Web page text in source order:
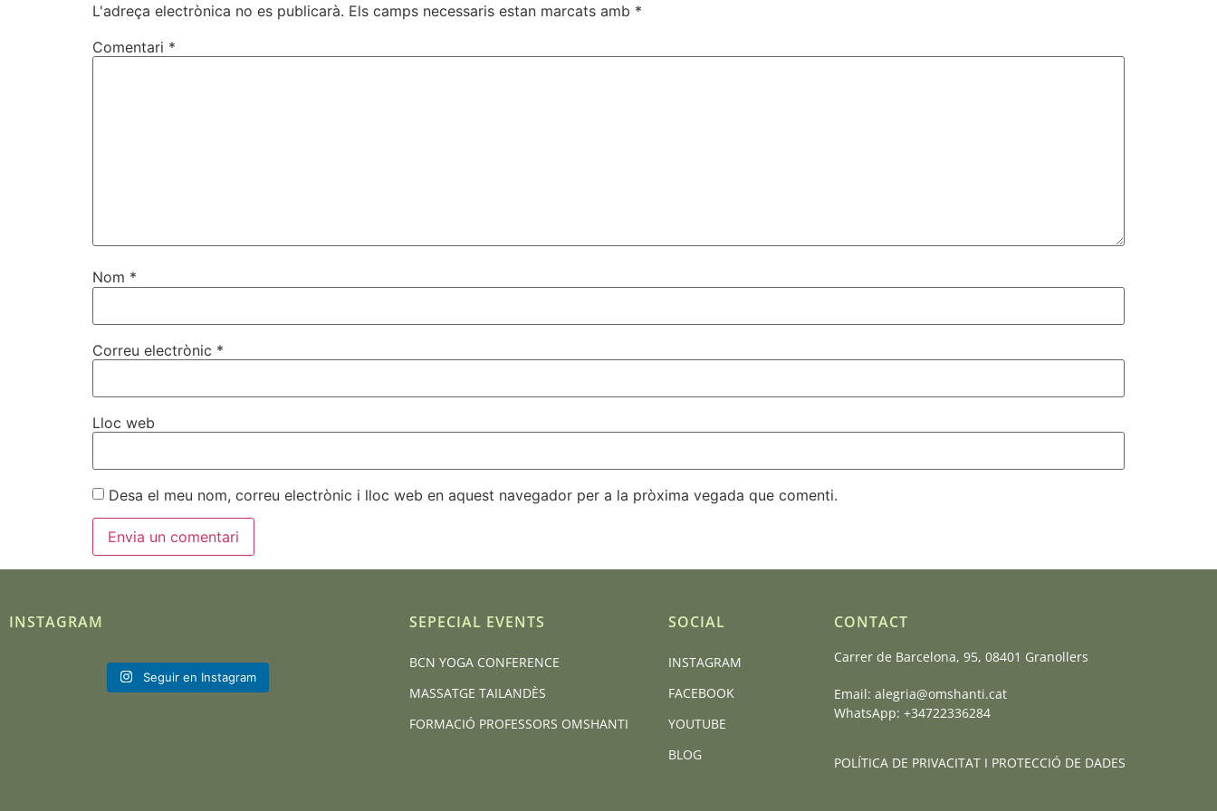
L'adreça electrònica no es publicarà. Els camps necessaris estan marcats amb *
Comentari *
Nom *
Correu electrònic *
Lloc web
Desa el meu nom, correu electrònic i lloc web en aquest navegador per a la pròxima vegada que comenti.
INSTAGRAM
Seguir en Instagram
SEPECIAL EVENTS
BCN YOGA CONFERENCE
MASSATGE TAILANDÈS
FORMACIÓ PROFESSORS OMSHANTI
SOCIAL
INSTAGRAM
FACEBOOK
YOUTUBE
BLOG
CONTACT
Carrer de Barcelona, 95, 08401 Granollers
Email:alegria@omshanti.cat
WhatsApp:+34722336284
POLÍTICA DE PRIVACITAT I PROTECCIÓ DE DADES